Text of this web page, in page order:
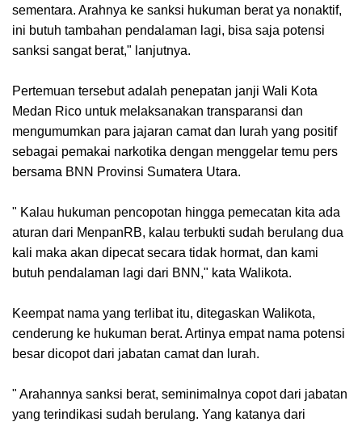
sementara. Arahnya ke sanksi hukuman berat ya nonaktif,
ini butuh tambahan pendalaman lagi, bisa saja potensi
sanksi sangat berat," lanjutnya.
Pertemuan tersebut adalah penepatan janji Wali Kota
Medan Rico untuk melaksanakan transparansi dan
mengumumkan para jajaran camat dan lurah yang positif
sebagai pemakai narkotika dengan menggelar temu pers
bersama BNN Provinsi Sumatera Utara.
" Kalau hukuman pencopotan hingga pemecatan kita ada
aturan dari MenpanRB, kalau terbukti sudah berulang dua
kali maka akan dipecat secara tidak hormat, dan kami
butuh pendalaman lagi dari BNN," kata Walikota.
Keempat nama yang terlibat itu, ditegaskan Walikota,
cenderung ke hukuman berat. Artinya empat nama potensi
besar dicopot dari jabatan camat dan lurah.
" Arahannya sanksi berat, seminimalnya copot dari jabatan
yang terindikasi sudah berulang. Yang katanya dari